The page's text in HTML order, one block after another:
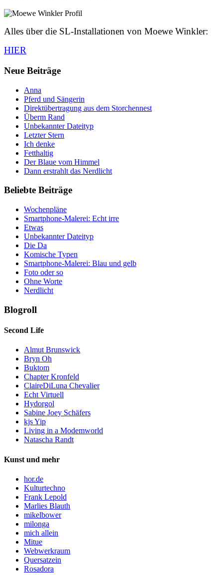
Alles über die SL-Installationen von Moewe Winkler:
HIER
Neue Beiträge
Anna
Pferd und Sängerin
Direktübertragung aus dem Storchennest
Überm Rand
Unbekannter Dateityp
Letzter Stern
Ich denke
Fetthaltig
Der Blaue vom Himmel
Dann erstrahlt das Nerdlicht
Beliebte Beiträge
Wochenpläne
Smartphone-Malerei: Echt irre
Etwas
Unbekannter Dateityp
Die Da
Komische Typen
Smartphone-Malerei: Blau und gelb
Foto oder so
Ohne Worte
Nerdlicht
Blogroll
Second Life
Almut Brunswick
Bryn Oh
Buktom
Chapter Kronfeld
ClaireDiLuna Chevalier
Echt Virtuell
Hydorgol
Sabine Joey Schäfers
kjs Yip
Living in a Modemworld
Natascha Randt
Kunst und mehr
hor.de
Kulturtechno
Frank Lepold
Marlies Blauth
mikelbower
milonga
mich allein
Mitue
Webwerkraum
Quersatzein
Rosadora